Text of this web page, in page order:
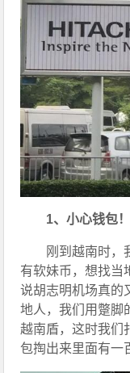
1、小心钱包！
刚到越南时，
有软妹币，想找当
说胡志明机场真的
地人，我们用蹩脚
越南盾，这时我们
包掏出来里面有一